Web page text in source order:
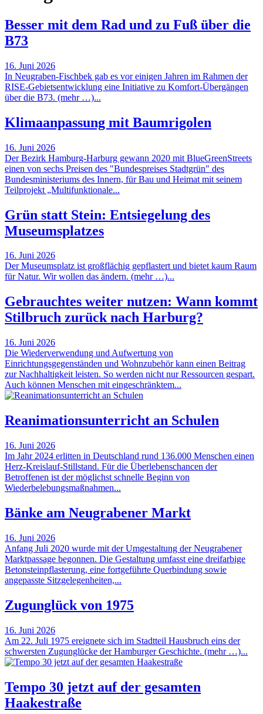
Besser mit dem Rad und zu Fuß über die
B73
16. Juni 2026
In Neugraben-Fischbek gab es vor einigen Jahren im Rahmen der
RISE-Gebietsentwicklung eine Initiative zu Komfort-Übergängen
über die B73. (mehr …)...
Klimaanpassung mit Baumrigolen
16. Juni 2026
Der Bezirk Hamburg-Harburg gewann 2020 mit BlueGreenStreets
einen von sechs Preisen des "Bundespreises Stadtgrün" des
Bundesministeriums des Innern, für Bau und Heimat mit seinem
Teilprojekt „Multifunktionale...
Grün statt Stein: Entsiegelung des
Museumsplatzes
16. Juni 2026
Der Museumsplatz ist großflächig gepflastert und bietet kaum Raum
für Natur. Wir wollen das ändern. (mehr …)...
Gebrauchtes weiter nutzen: Wann kommt
Stilbruch zurück nach Harburg?
16. Juni 2026
Die Wiederverwendung und Aufwertung von
Einrichtungsgegenständen und Wohnzubehör kann einen Beitrag
zur Nachhaltigkeit leisten. So werden nicht nur Ressourcen gespart.
Auch können Menschen mit eingeschränktem...
Reanimationsunterricht an Schulen
16. Juni 2026
Im Jahr 2024 erlitten in Deutschland rund 136.000 Menschen einen
Herz-Kreislauf-Stillstand. Für die Überlebenschancen der
Betroffenen ist der möglichst schnelle Beginn von
Wiederbelebungsmaßnahmen...
Bänke am Neugrabener Markt
16. Juni 2026
Anfang Juli 2020 wurde mit der Umgestaltung der Neugrabener
Marktpassage begonnen. Die Gestaltung umfasst eine dreifarbige
Betonsteinpflasterung, eine fortgeführte Querbindung sowie
angepasste Sitzgelegenheiten,...
Zugunglück von 1975
16. Juni 2026
Am 22. Juli 1975 ereignete sich im Stadtteil Hausbruch eins der
schwersten Zugunglücke der Hamburger Geschichte. (mehr …)...
Tempo 30 jetzt auf der gesamten
Haakestraße